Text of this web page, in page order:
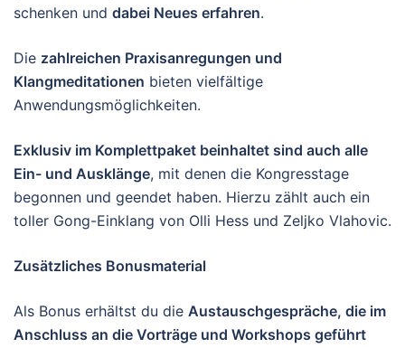
schenken und dabei Neues erfahren.
Die zahlreichen Praxisanregungen und
Klangmeditationen bieten vielfältige
Anwendungsmöglichkeiten.
Exklusiv im Komplettpaket beinhaltet sind auch alle
Ein- und Ausklänge, mit denen die Kongresstage
begonnen und geendet haben. Hierzu zählt auch ein
toller Gong-Einklang von Olli Hess und Zeljko Vlahovic.
Zusätzliches Bonusmaterial
Als Bonus erhältst du die Austauschgespräche, die im
Anschluss an die Vorträge und Workshops geführt